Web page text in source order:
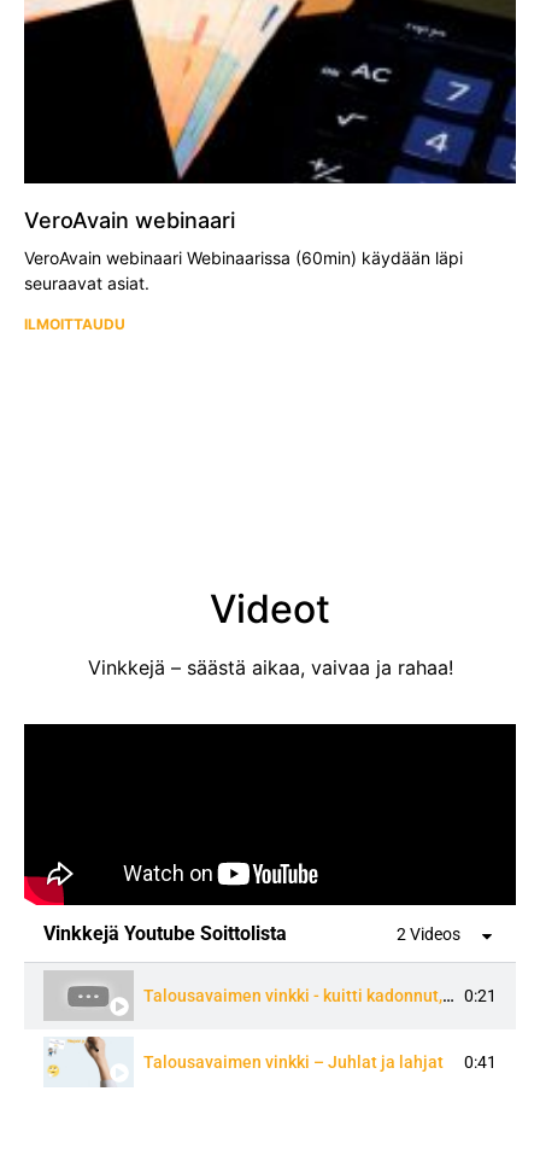
VeroAvain webinaari
VeroAvain webinaari Webinaarissa (60min) käydään läpi
seuraavat asiat.
ILMOITTAUDU
Videot
Vinkkejä – säästä aikaa, vaivaa ja rahaa!
Vinkkejä Youtube Soittolista 2 Videos
Talousavaimen vinkki - kuitti kadonnut, mitä tehdä? 0:21
Talousavaimen vinkki – Juhlat ja lahjat 0:41